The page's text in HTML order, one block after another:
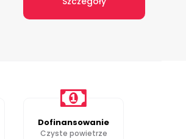
Dofinansowanie
Czyste powietrze